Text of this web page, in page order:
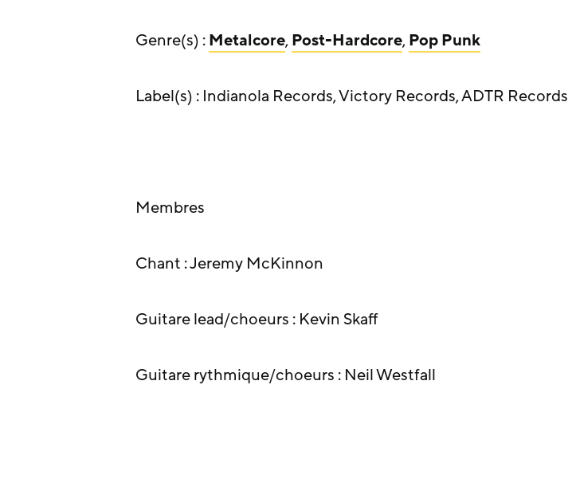
Genre(s) :Metalcore,Post-Hardcore,Pop Punk
Label(s) : Indianola Records, Victory Records, ADTR Records
Membres
Chant : Jeremy McKinnon
Guitare lead/choeurs : Kevin Skaff
Guitare rythmique/choeurs : Neil Westfall